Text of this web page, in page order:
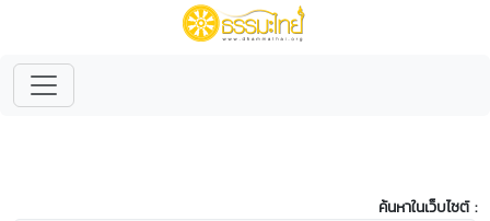
ค้นหาในเว็บไซต์ :